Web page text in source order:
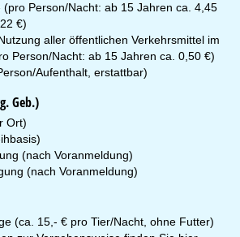
Person/Nacht: ab 15 Jahren ca. 4,45
€)
aller öffentlichen Verkehrsmittel im
Person/Nacht: ab 15 Jahren ca. 0,50 €)
Aufenthalt, erstattbar)
Geb.)
Ort)
(nach Voranmeldung)
(nach Voranmeldung)
(ca. 15,- € pro Tier/Nacht, ohne Futter)